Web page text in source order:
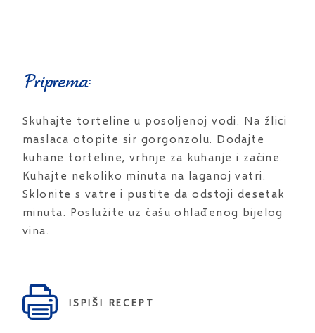
Priprema:
Skuhajte torteline u posoljenoj vodi. Na žlici
maslaca otopite sir gorgonzolu. Dodajte
kuhane torteline, vrhnje za kuhanje i začine.
Kuhajte nekoliko minuta na laganoj vatri.
Sklonite s vatre i pustite da odstoji desetak
minuta. Poslužite uz čašu ohlađenog bijelog
vina.
ISPIŠI RECEPT